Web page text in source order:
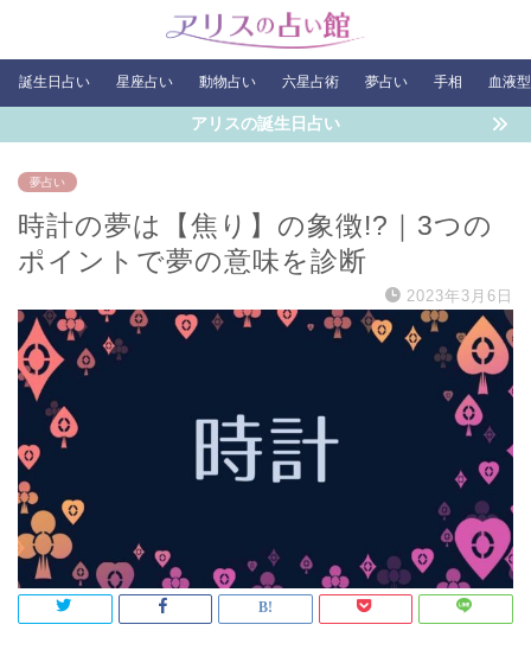
誕生日占い 星座占い 動物占い 六星占術 夢占い 手相 血液
アリスの誕生日占い
夢占い
時計の夢は【焦り】の象徴!?｜3つの
ポイントで夢の意味を診断
2023年3月6日